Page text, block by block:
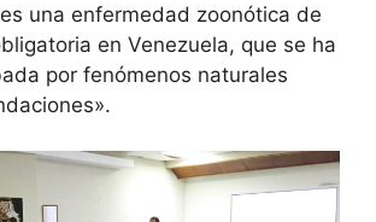
una enfermedad zoonótica de
en Venezuela, que se ha
por fenómenos naturales